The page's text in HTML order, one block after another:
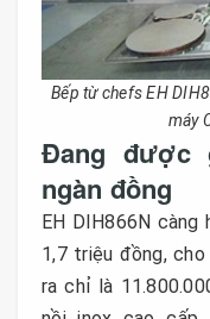
Bếp từ chefs EH
máy
Đang được
ngàn đồng
EH DIH866N càng
1,7 triệu đồng,
ra chỉ là